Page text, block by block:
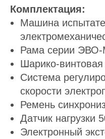
Комплектация:
Машина
Рама серии
Шарико-винтовая
Система
скорости
Ремень
Датчик нагрузки
Электронный